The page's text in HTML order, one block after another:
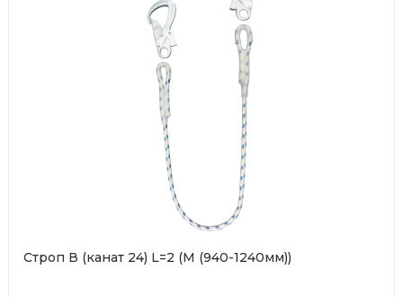
Строп В (канат 24) L=2 (М (940-1240мм))